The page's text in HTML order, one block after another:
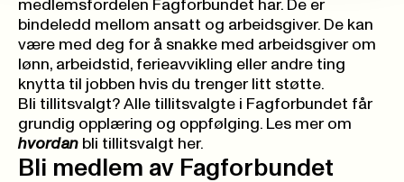
medlemsfordelen Fagforbundet har. De er
bindeledd mellom ansatt og arbeidsgiver. De kan
være med deg for å snakke med arbeidsgiver om
lønn, arbeidstid, ferieavvikling eller andre ting
knytta til jobben hvis du trenger litt støtte.
Bli tillitsvalgt? Alle tillitsvalgte i Fagforbundet får
grundig opplæring og oppfølging. Les mer om
hvordan bli tillitsvalgt her.
Bli medlem av Fagforbundet